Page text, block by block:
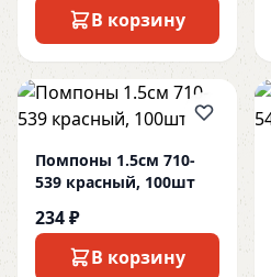
В корзину
Помпоны 1.5см 710-
539 красный, 100шт
234 ₽
В корзину